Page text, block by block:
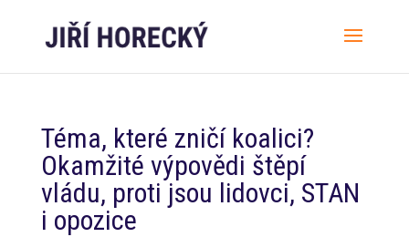
Téma, které zničí koalici?
Okamžité výpovědi štěpí
vládu, proti jsou lidovci, STAN
i opozice